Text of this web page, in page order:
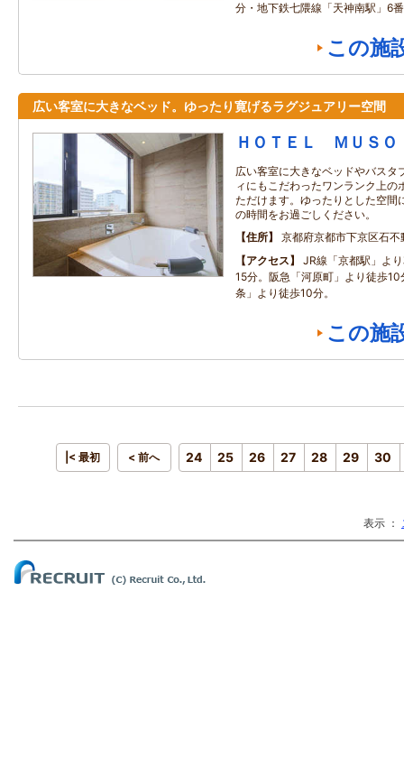
分・地下鉄七隈線「天神南駅」6
この施
広い客室に大きなベッド。ゆったり寛げるラグジュアリー空間
ＨＯＴＥＬ ＭＵＳＯ
広い客室に大きなベッドやバスタ
ィにもこだわったワンランク上の
ただけます。ゆったりとした空間
の時間をお過ごしください。
住所
京都府京都市下京区石不
アクセス
JR線「京都駅」よ
15分。阪急「河原町」より徒歩
条」より徒歩10分。
この施
|< 最初 < 前へ 24 25 26 27 28 29 30
表示 ：